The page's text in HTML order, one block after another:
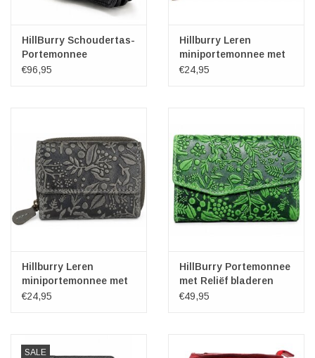
HillBurry Schoudertas-
Portemonnee
gewassen leer
€96,95
Hillburry Leren
miniportemonnee met
reliëf bloemen
€24,95
Hillburry Leren
miniportemonnee met
reliëf bloemen
€24,95
HillBurry Portemonnee
met Reliëf bladeren
groen - Large
€49,95
SALE